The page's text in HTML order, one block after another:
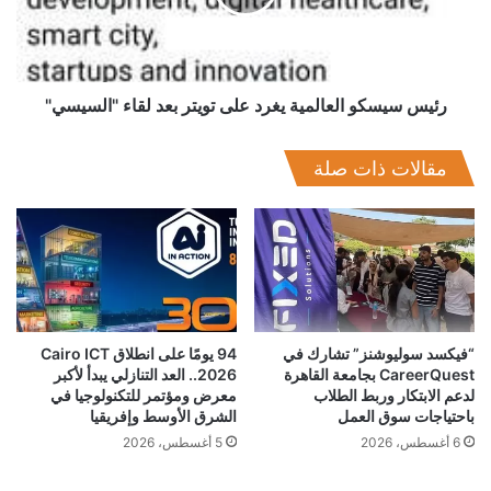
الي تبادل الخبرات بين الدول المشاركة في مجالات تقديم الخدمات
البريدية وتطبيق الشمول المالي عبر انشاء آلية عمل تضامني بين
المؤسسات البريدية حول العالم لتبادل الخبرات البريدية واللوجستية
وتبادل مختلف الخدمات البريدية الحديثة.
واضاف رئيس البريد المصري أن المنتدى يناقش في دورته الحالية
العديد من الموضوعات الاستراتيجية المتعلقة بتطبيق الشمول
المالي في القطاع البريدي وتطور الخدمات المالية والبريدية لجذب
شرائح جديدة من العملاء وتأثير التطورات التكنولوجية على العمل
البريدي وطرق مواكبتها هذا بالإضافة الي مناقشة الدور المحوري
للموارد البشرية وسبل تأهيلها.
رئيس سيسكو العالمية يغرد على تويتر بعد لقاء "السيسي"
مقالات ذات صلة
“فيكسد سوليوشنز” تشارك في
CareerQuest بجامعة القاهرة
لدعم الابتكار وربط الطلاب
باحتياجات سوق العمل
6 أغسطس، 2026
94 يومًا على انطلاق Cairo ICT
2026.. العد التنازلي يبدأ لأكبر
معرض ومؤتمر للتكنولوجيا في
الشرق الأوسط وإفريقيا
5 أغسطس، 2026